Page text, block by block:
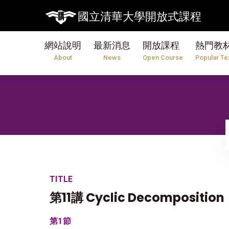
國立清華大學開放式課程
網站說明
About
最新消息
News
開放課程
Open Course
熱門教
Popular
TITLE
第11講 Cyclic Decomposition
第1節